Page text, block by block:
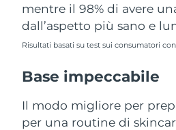
mentre il 98% di avere
dall’aspetto più sano e
Risultati basati su test sui consumatori
Base impeccabile
Il modo migliore per
per una routine di